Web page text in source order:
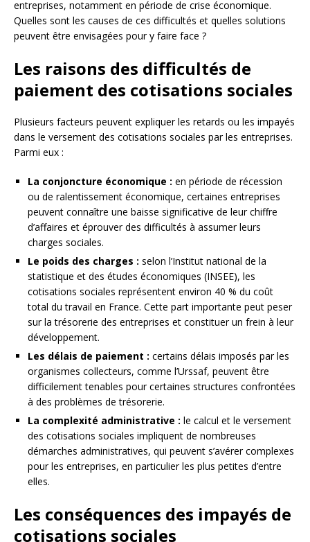
entreprises, notamment en période de crise économique.
Quelles sont les causes de ces difficultés et quelles solutions
peuvent être envisagées pour y faire face ?
Les raisons des difficultés de
paiement des cotisations sociales
Plusieurs facteurs peuvent expliquer les retards ou les impayés
dans le versement des cotisations sociales par les entreprises.
Parmi eux :
La conjoncture économique : en période de récession
ou de ralentissement économique, certaines entreprises
peuvent connaître une baisse significative de leur chiffre
d’affaires et éprouver des difficultés à assumer leurs
charges sociales.
Le poids des charges : selon l’Institut national de la
statistique et des études économiques (INSEE), les
cotisations sociales représentent environ 40 % du coût
total du travail en France. Cette part importante peut peser
sur la trésorerie des entreprises et constituer un frein à leur
développement.
Les délais de paiement : certains délais imposés par les
organismes collecteurs, comme l’Urssaf, peuvent être
difficilement tenables pour certaines structures confrontées
à des problèmes de trésorerie.
La complexité administrative : le calcul et le versement
des cotisations sociales impliquent de nombreuses
démarches administratives, qui peuvent s’avérer complexes
pour les entreprises, en particulier les plus petites d’entre
elles.
Les conséquences des impayés de
cotisations sociales